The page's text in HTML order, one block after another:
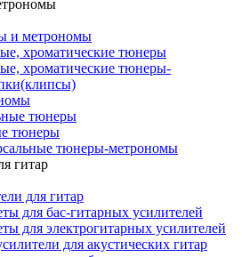
и метрономы
хроматические тюнеры
хроматические тюнеры-
тюнеры
тюнеры
тюнеры-метрономы
гитар
для гитар
для бас-гитарных усилителей
для электрогитарных усилителей
для акустических гитар